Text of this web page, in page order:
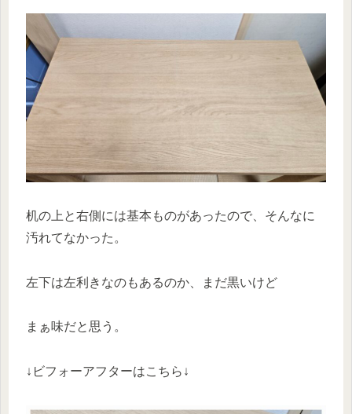
机の上と右側には基本ものがあったので、そんなに
汚れてなかった。
左下は左利きなのもあるのか、まだ黒いけど
まぁ味だと思う。
↓ビフォーアフターはこちら↓